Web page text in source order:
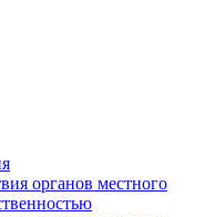
органов местного